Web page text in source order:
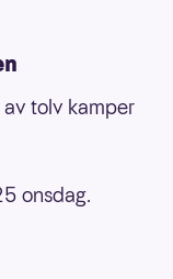
tolv kamper
onsdag.